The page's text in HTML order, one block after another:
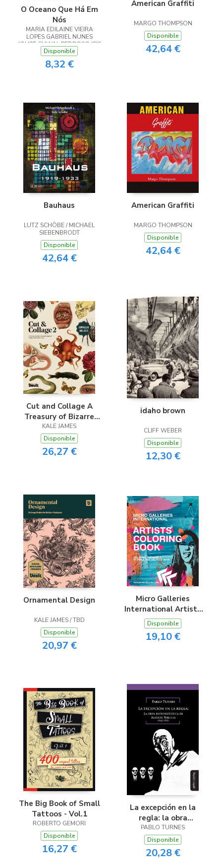
O Oceano Que Há Em
Nós
MARIA EDILAINE VIEIRA
LOPES GABRIEL NUNES
JOLISE CHWAL PEDROSO ISIS
PEREZ JONER EDUARDA
ANDÁRA FAGUNDES
Disponible
8,32 €
American Graffiti
MARGO THOMPSON
Disponible
42,64 €
Bauhaus
LUTZ SCHÖBE / MICHAEL
SIEBENBRODT
Disponible
42,64 €
American Graffiti
MARGO THOMPSON
Disponible
42,64 €
Cut and Collage A
Treasury of Bizarre
and Beautiful Images
for Collage and Mixed
Media Artists
Volume.2
KALE JAMES
Disponible
26,27 €
idaho brown
CLIFF WEBER
Disponible
12,30 €
Ornamental Design
KALE JAMES / TBD
Disponible
20,97 €
Micro Galleries
International Artists
Coloring Book
Disponible
19,10 €
The Big Book of Small
Tattoos - Vol.1
ROBERTO GEMORI
Disponible
16,27 €
La excepción en la
regla: la obra
historietística de
Alberto Breccia
PABLO TURNES
Disponible
20,28 €